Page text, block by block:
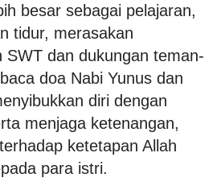
besar sebagai pelajaran,
tidur, merasakan
SWT dan dukungan teman-
doa Nabi Yunus dan
diri dengan
menjaga ketenangan,
ketetapan Allah
para istri.